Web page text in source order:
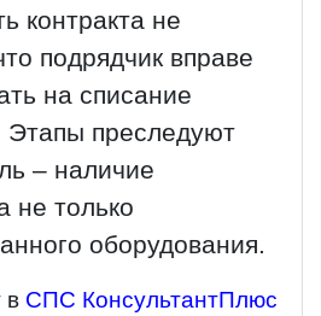
контракта не
подрядчик вправе
на списание
Этапы преследуют
– наличие
не только
оборудования.
в СПС КонсультантПлюс